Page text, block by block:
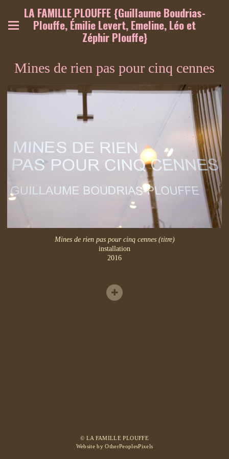
LA FAMILLE PLOUFFE {Guillaume Boudrias-
Plouffe, Émilie Levert, Emeline, Léo et
Zéphir Plouffe}
Mines de rien pas pour cinq cennes
Mines de rien pas pour cinq cennes (titre)
installation
2016
© LA FAMILLE PLOUFFE
Website by OtherPeoplesPixels